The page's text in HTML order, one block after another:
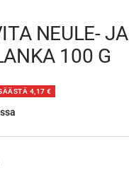
NEULE- JA
100 G
4,17 €